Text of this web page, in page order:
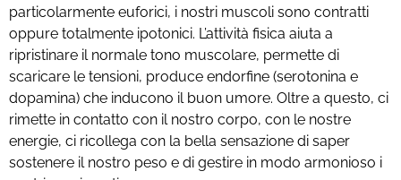
particolarmente euforici, i nostri muscoli sono contratti
oppure totalmente ipotonici. L’attività fisica aiuta a
ripristinare il normale tono muscolare, permette di
scaricare le tensioni, produce endorfine (serotonina e
dopamina) che inducono il buon umore. Oltre a questo, ci
rimette in contatto con il nostro corpo, con le nostre
energie, ci ricollega con la bella sensazione di saper
sostenere il nostro peso e di gestire in modo armonioso i